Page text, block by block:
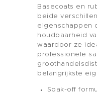
Basecoats en
beide
eigenschappen
houdbaarheid
waardoor ze
professionele
belangrijkste
Soak-off